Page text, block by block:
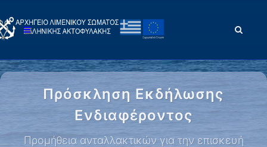
Πρόσκληση Εκδήλωσης
Ενδιαφέροντος
Προμήθεια ανταλλακτικών για την επισκευή